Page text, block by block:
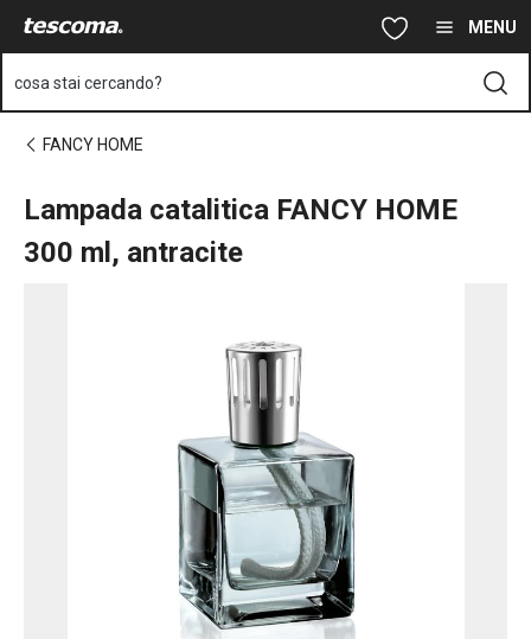
Vai al contenuto principale MENU
cosa stai cercando?
FANCY HOME
Lampada catalitica FANCY HOME
300 ml, antracite